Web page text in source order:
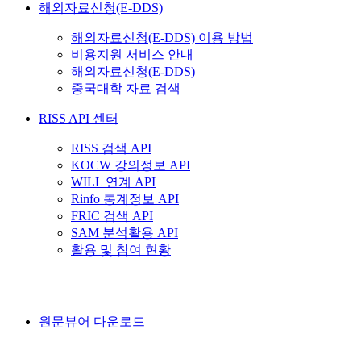
해외자료신청(E-DDS)
해외자료신청(E-DDS) 이용 방법
비용지원 서비스 안내
해외자료신청(E-DDS)
중국대학 자료 검색
RISS API 센터
RISS 검색 API
KOCW 강의정보 API
WILL 연계 API
Rinfo 통계정보 API
FRIC 검색 API
SAM 분석활용 API
활용 및 참여 현황
원문뷰어 다운로드